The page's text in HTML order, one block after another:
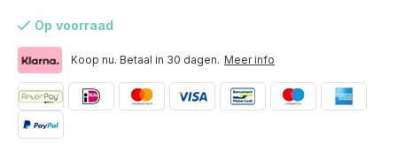
Op voorraad
Koop nu. Betaal in 30 dagen. Meer info